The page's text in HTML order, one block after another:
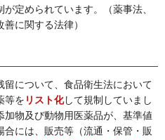
定められています。（薬事法、
に関する法律）
について、食品衛生法において
等を リスト化して規制していまし
物及び動物用医薬品が、基準値
には、販売等（流通・保管・販